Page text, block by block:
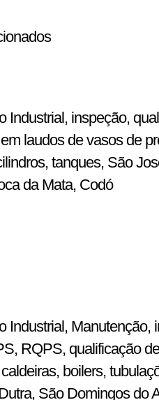
Industrial, inspeção,
laudos de vasos de
tanques, São
da Mata, Codó
Industrial,
RQPS, qualificação
boilers,
São Domingos do